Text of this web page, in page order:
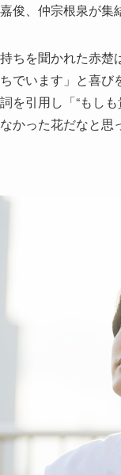
俊、仲宗根泉が集
ちを聞かれた赤
でいます」と喜
を引用し「“もし
かった花だなと